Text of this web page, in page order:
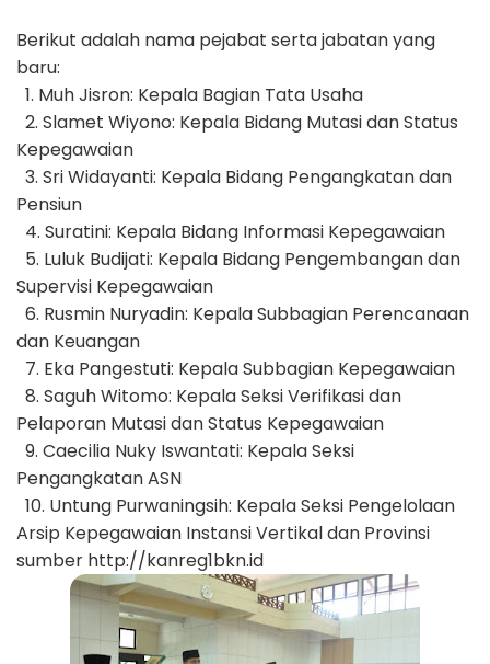
Berikut adalah nama pejabat serta jabatan yang
baru:
1. Muh Jisron: Kepala Bagian Tata Usaha
2. Slamet Wiyono: Kepala Bidang Mutasi dan Status
Kepegawaian
3. Sri Widayanti: Kepala Bidang Pengangkatan dan
Pensiun
4. Suratini: Kepala Bidang Informasi Kepegawaian
5. Luluk Budijati: Kepala Bidang Pengembangan dan
Supervisi Kepegawaian
6. Rusmin Nuryadin: Kepala Subbagian Perencanaan
dan Keuangan
7. Eka Pangestuti: Kepala Subbagian Kepegawaian
8. Saguh Witomo: Kepala Seksi Verifikasi dan
Pelaporan Mutasi dan Status Kepegawaian
9. Caecilia Nuky Iswantati: Kepala Seksi
Pengangkatan ASN
10. Untung Purwaningsih: Kepala Seksi Pengelolaan
Arsip Kepegawaian Instansi Vertikal dan Provinsi
sumber http://kanreg1bkn.id